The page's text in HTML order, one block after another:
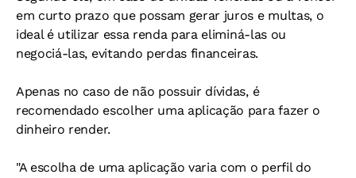
em curto prazo que possam gerar juros e multas, o
ideal é utilizar essa renda para eliminá-las ou
negociá-las, evitando perdas financeiras.
Apenas no caso de não possuir dívidas, é
recomendado escolher uma aplicação para fazer o
dinheiro render.
"A escolha de uma aplicação varia com o perfil do